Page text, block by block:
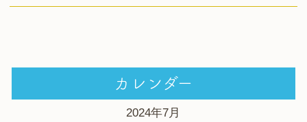
カレンダー
2024年7月